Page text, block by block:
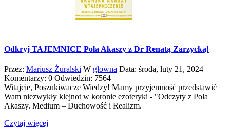
Odkryj TAJEMNICE Pola Akaszy z Dr Renatą Zarzycką!
Przez: Mariusz Żuralski W głowna Data: środa, luty 21, 2024
Komentarzy: 0 Odwiedzin: 7564
Witajcie, Poszukiwacze Wiedzy! Mamy przyjemność przedstawić
Wam niezwykły klejnot w koronie ezoteryki - "Odczyty z Pola
Akaszy. Medium – Duchowość i Realizm.
Czytaj więcej